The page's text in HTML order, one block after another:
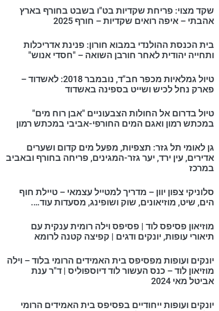
שקד מצוי: פריחת שקדיות בט"ו בשבט בחורף בארץ
אהבתי – איפה רואים שקדיות – חורף 2025
בית הכנסת ההולנדי במבוא חורון: פנינת אדריכלות
ותחייה יהודית לאחר חורבן השואה – "חסדי אנוש"
טיול גמלאיות מכפר חב"ד, נובמבר 2018: לאשדוד –
פארק נחל לכיש ושייט בספינה באשדוד
טיול בדרום אל החולות הצבעוניים "אבן רוח מים"
במכתש רמון ואגם המים החורפי-אביבי במכתש רמון
גן לאומי תל גזר: תצפיות, מפעל מים קדום ושערים
אדירים, עין ירד, יער גזר-המגינים, פריחה בחורף ובאביב
במרכז
סלוניקי צפון יוון – מדריך למטייל עצמאי – טיילת חוף
הים, שיט, מוזיאונים, שוק ושופינג, מסעדות עוד….
מוזיאון פסיפס לוד | פסיפס וילה רומית ענקית עם
תיאורי עופות, יונקים ודגים | קפיצה קטנה לרומא
יונקים ועופות מפסיפס בית האמידים הרומי בלוד – וילה
מוזיאון לוד – כנס העשור לוד דיוספוליס | ד"ר ענת
אביטל מאי 2024
יונקים ועופות ייחודיים בפסיפס בית האמידים הרומי